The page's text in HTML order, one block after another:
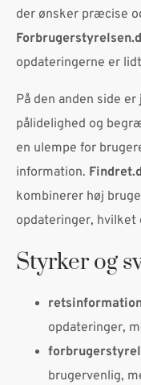
der ønsker præcise
opdateringerne er
På den anden side er
pålidelighed og
en ulempe for
information.
kombinerer høj
opdateringer, hvilket
Styrker og
opdateringer,
brugervenlig,